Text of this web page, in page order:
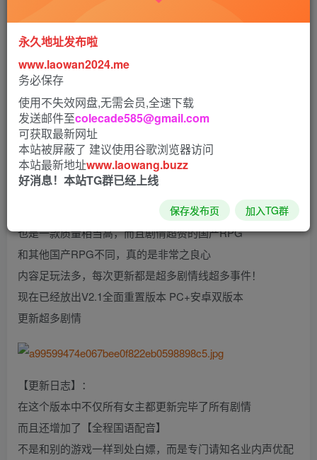
咳咳， 这款十分良心的国创RPG游戏，进行了非常全面的重
置
逆命?V2.1 空白重置修复版【增加CV/剧情大改】
（REVERSE FATE）
之前发布了2.1版本，但原作者的群貌似已经找不到了，现由
空白大佬制作了新的重置版！
这是一款由[龙葵]大佬制作的国人自制RPG游戏
也是一款质量相当高，而且剧情超赞的国产RPG
和其他国产RPG不同，真的是非常之良心
内容足玩法多，每次更新都是超多剧情线超多事件！
现在已经放出V2.1全面重置版本 PC+安卓双版本
更新超多剧情
【更新日志】：
在这个版本中不仅所有女主都更新完毕了所有剧情
而且还增加了【全程国语配音】
不是和别的游戏一样到处白嫖，而是专门请知名业内声优配
永久地址发布啦
www.laowan2024.me
务必保存
使用不失效网盘,无需会员,全速下载
发送邮件至colecade585@gmail.com
可获取最新网址
本站被屏蔽了 建议使用谷歌浏览器访问
本站最新地址www.laowang.buzz
好消息！本站TG群已经上线
保存发布页 加入TG群